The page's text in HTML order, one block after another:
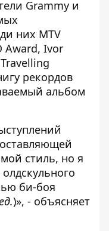
Grammy и
них MTV
Award, Ivor
рекордов
альбом
стиль, но я
би-боя
)», - объясняет